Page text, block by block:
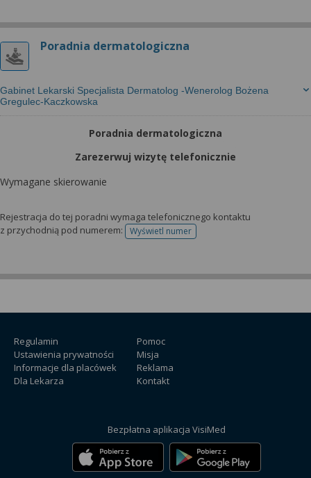
Poradnia dermatologiczna
Gabinet Lekarski Specjalista Dermatolog -Wenerolog Bożena
Gregulec-Kaczkowska
Poradnia dermatologiczna
Zarezerwuj wizytę telefonicznie
Wymagane skierowanie
Rejestracja do tej poradni wymaga telefonicznego kontaktu
z przychodnią pod numerem:
Wyświetl numertelefonu do rejestracji
Regulamin
Ustawienia prywatności
Informacje dla placówek
Dla Lekarza
Pomoc
Misja
Reklama
Kontakt
Bezpłatna aplikacja VisiMed